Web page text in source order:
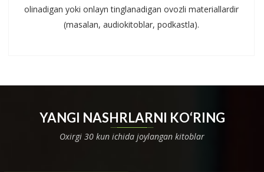
olinadigan yoki onlayn tinglanadigan ovozli materiallardir
(masalan, audiokitoblar, podkastla).
YANGI NASHRLARNI KO‘RING
Oxirgi 30 kun ichida joylangan kitoblar